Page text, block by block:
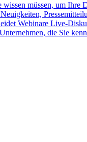
wissen müssen, um Ihre
Neuigkeiten,
Webinare Live-
Unternehmen, die Sie